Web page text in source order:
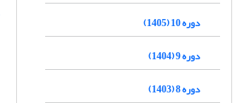
دوره 10 (1405)
دوره 9 (1404)
دوره 8 (1403)